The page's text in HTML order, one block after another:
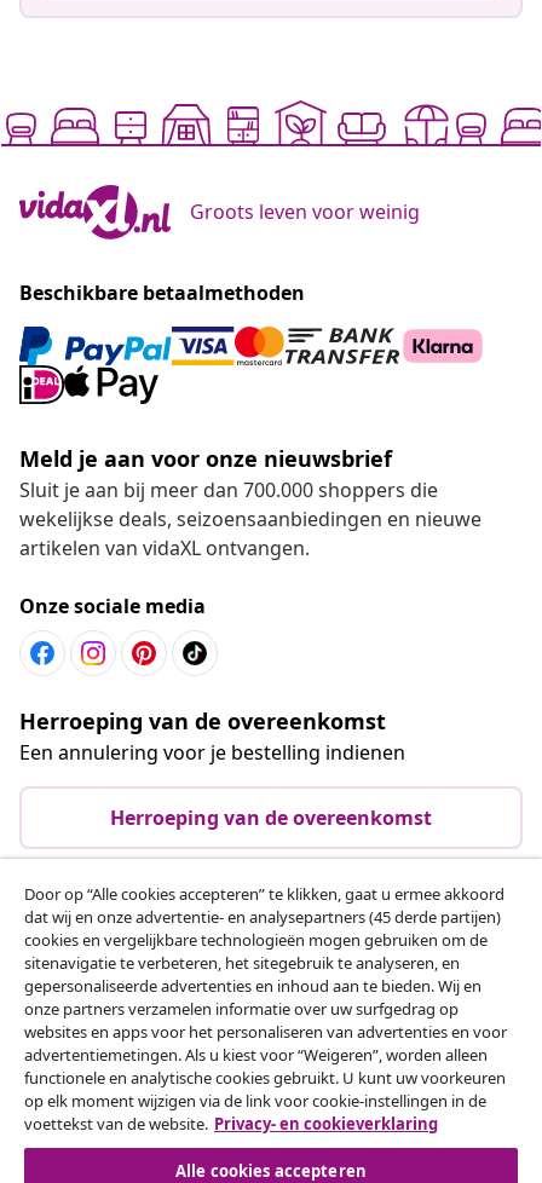
Groots leven voor weinig
Beschikbare betaalmethoden
Meld je aan voor onze nieuwsbrief
Sluit je aan bij meer dan 700.000 shoppers die
wekelijkse deals, seizoensaanbiedingen en nieuwe
artikelen van vidaXL ontvangen.
Onze sociale media
Herroeping van de overeenkomst
Een annulering voor je bestelling indienen
Herroeping van de overeenkomst
Klantenservice
Zakelijk
vidaXL
Ontdek meer
Door op “Alle cookies accepteren” te klikken, gaat u ermee akkoord
dat wij en onze advertentie- en analysepartners (45 derde partijen)
cookies en vergelijkbare technologieën mogen gebruiken om de
sitenavigatie te verbeteren, het sitegebruik te analyseren, en
gepersonaliseerde advertenties en inhoud aan te bieden. Wij en
onze partners verzamelen informatie over uw surfgedrag op
websites en apps voor het personaliseren van advertenties en voor
advertentiemetingen. Als u kiest voor “Weigeren”, worden alleen
functionele en analytische cookies gebruikt. U kunt uw voorkeuren
op elk moment wijzigen via de link voor cookie-instellingen in de
voettekst van de website. Privacy- en cookieverklaring
Alle cookies accepteren